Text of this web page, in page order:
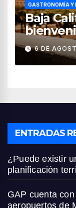
GASTRONOMÍA Y
Baja
6 DE
ENTRADAS
¿Puede existir
planificación
GAP cuenta
aeropuertos de